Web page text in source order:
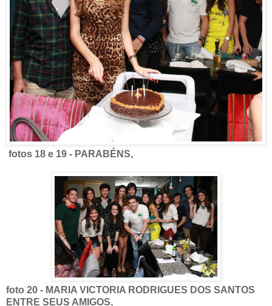
fotos 18 e 19 - PARABÉNS,
foto 20 - MARIA VICTORIA RODRIGUES DOS SANTOS
ENTRE SEUS AMIGOS,